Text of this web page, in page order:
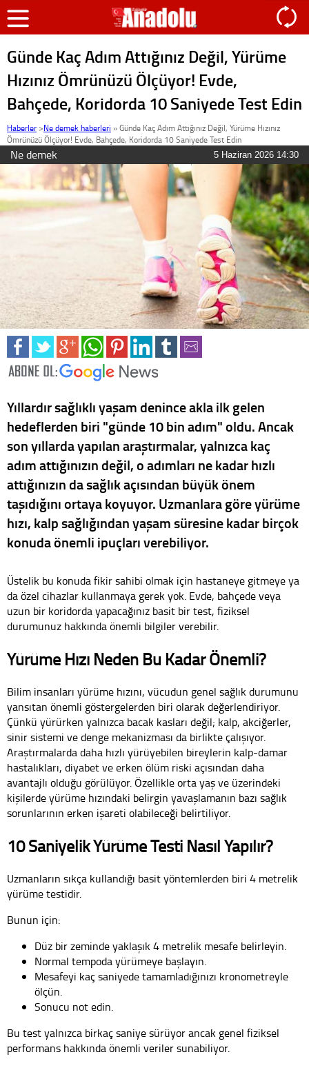
Günde Kaç Adım Attığınız Değil, Yürüme
Hızınız Ömrünüzü Ölçüyor! Evde,
Bahçede, Koridorda 10 Saniyede Test Edin
Haberler >Ne demek haberleri »Günde Kaç Adım Attığınız Değil, Yürüme Hızınız
Ömrünüzü Ölçüyor! Evde, Bahçede, Koridorda 10 Saniyede Test Edin
Ne demek 5 Haziran 2026 14:30
Yıllardır sağlıklı yaşam denince akla ilk gelen
hedeflerden biri "günde 10 bin adım" oldu. Ancak
son yıllarda yapılan araştırmalar, yalnızca kaç
adım attığınızın değil, o adımları ne kadar hızlı
attığınızın da sağlık açısından büyük önem
taşıdığını ortaya koyuyor. Uzmanlara göre yürüme
hızı, kalp sağlığından yaşam süresine kadar birçok
konuda önemli ipuçları verebiliyor.
Üstelik bu konuda fikir sahibi olmak için hastaneye gitmeye ya
da özel cihazlar kullanmaya gerek yok. Evde, bahçede veya
uzun bir koridorda yapacağınız basit bir test, fiziksel
durumunuz hakkında önemli bilgiler verebilir.
Yürüme Hızı Neden Bu Kadar Önemli?
Bilim insanları yürüme hızını, vücudun genel sağlık durumunu
yansıtan önemli göstergelerden biri olarak değerlendiriyor.
Çünkü yürürken yalnızca bacak kasları değil; kalp, akciğerler,
sinir sistemi ve denge mekanizması da birlikte çalışıyor.
Araştırmalarda daha hızlı yürüyebilen bireylerin kalp-damar
hastalıkları, diyabet ve erken ölüm riski açısından daha
avantajlı olduğu görülüyor. Özellikle orta yaş ve üzerindeki
kişilerde yürüme hızındaki belirgin yavaşlamanın bazı sağlık
sorunlarının erken işareti olabileceği belirtiliyor.
10 Saniyelik Yürüme Testi Nasıl Yapılır?
Uzmanların sıkça kullandığı basit yöntemlerden biri 4 metrelik
yürüme testidir.
Bunun için:
Düz bir zeminde yaklaşık 4 metrelik mesafe belirleyin.
Normal tempoda yürümeye başlayın.
Mesafeyi kaç saniyede tamamladığınızı kronometreyle
ölçün.
Sonucu not edin.
Bu test yalnızca birkaç saniye sürüyor ancak genel fiziksel
performans hakkında önemli veriler sunabiliyor.